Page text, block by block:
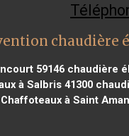
chaudière
59146 chaudière
à Salbris 41300
à Saint